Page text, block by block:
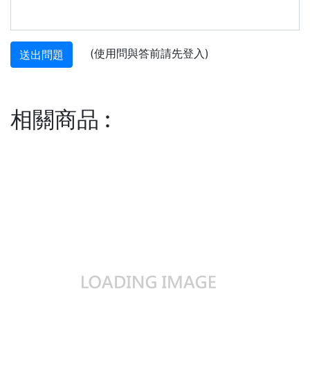
送出問題 (使用問與答前請先登入)
相關商品 :